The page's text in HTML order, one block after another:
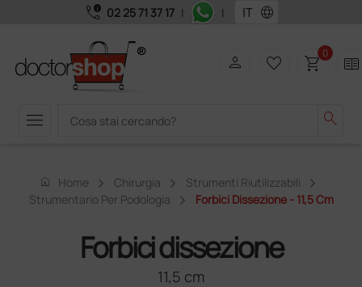
call_quality 02 25 71 37 17 | | language
menu search
person favorite_border shopping_cart0 two_pager
home Home Chirurgia
Strumenti Riutilizzabili
Strumentario Per Podologia
Forbici Dissezione - 11,5 Cm
Forbici dissezione
11,5 cm